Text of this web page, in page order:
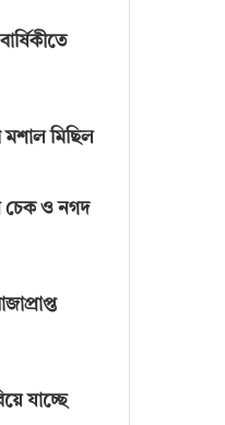
মশাল মিছিল
চেক ও নগদ
যাচ্ছে